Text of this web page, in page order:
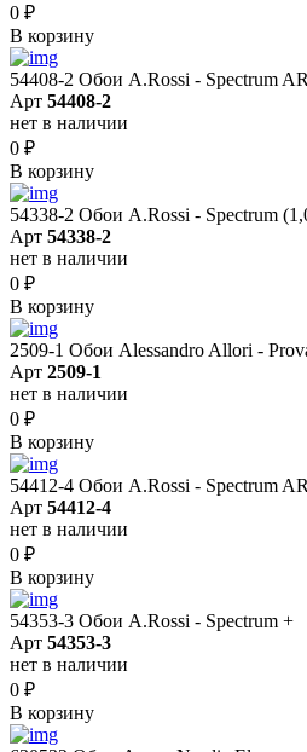
0 ₽
В корзину
54408-2 Обои A.Rossi - Spectrum
Арт 54408-2
нет в наличии
0 ₽
В корзину
54338-2 Обои A.Rossi - Spectrum
Арт 54338-2
нет в наличии
0 ₽
В корзину
2509-1 Обои Alessandro Allori -
Арт 2509-1
нет в наличии
0 ₽
В корзину
54412-4 Обои A.Rossi - Spectrum
Арт 54412-4
нет в наличии
0 ₽
В корзину
54353-3 Обои A.Rossi - Spectrum +
Арт 54353-3
нет в наличии
0 ₽
В корзину